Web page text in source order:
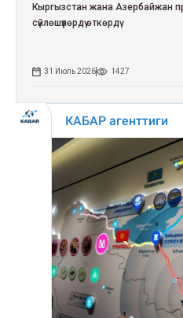
Кыргызстан жана Азербайжан
сүйлөшүүлөрдү өткөрдү
31 Июль 2026 1427